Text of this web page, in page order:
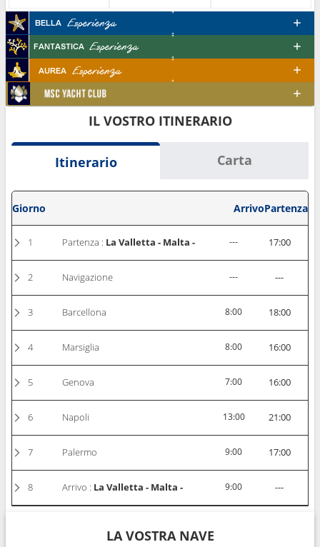
IL VOSTRO ITINERARIO
Itinerario Carta
Giorno ArrivoPartenza
1 Partenza : La Valletta - Malta - --- 17:00
2 Navigazione --- ---
3 Barcellona 8:00 18:00
4 Marsiglia 8:00 16:00
5 Genova 7:00 16:00
6 Napoli 13:00 21:00
7 Palermo 9:00 17:00
8 Arrivo : La Valletta - Malta - 9:00 ---
LA VOSTRA NAVE